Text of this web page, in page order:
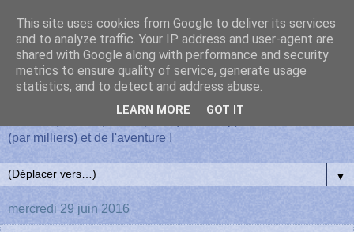
Un hivernage sur l'île de la
Possession
(par milliers) et de l'aventure !
▼
mercredi 29 juin 2016
This site uses cookies from Google to deliver its services
and to analyze traffic. Your IP address and user-agent are
shared with Google along with performance and security
metrics to ensure quality of service, generate usage
statistics, and to detect and address abuse.
LEARN MORE GOT IT